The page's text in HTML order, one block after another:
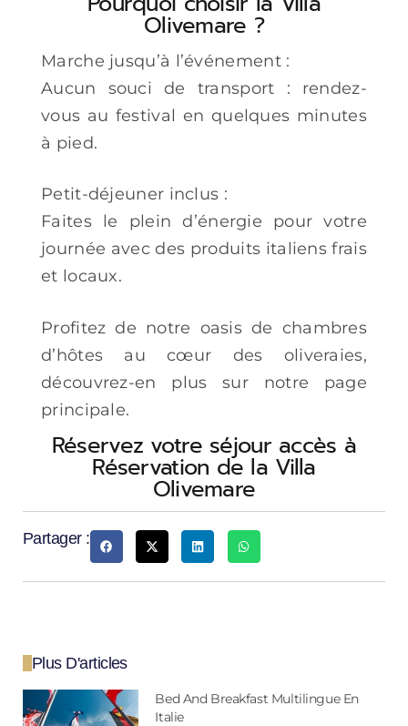
Olivemare ?
Marche jusqu’à l’événement :
Aucun souci de transport : rendez-
vous au festival en quelques minutes
à pied.
Petit-déjeuner inclus :
Faites le plein d’énergie pour votre
journée avec des produits italiens frais
et locaux.
Profitez de notre oasis de chambres
d’hôtes au cœur des oliveraies,
découvrez-en plus sur notre page
principale.
Réservez votre séjour accès à
Réservation de la Villa
Olivemare
Partager :
Plus D'articles
Bed And Breakfast Multilingue En
Italie